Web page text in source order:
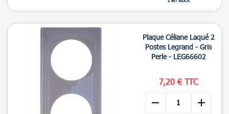
Aperçu rapide
Plaque Céliane Laqué 2
Postes Legrand - Gris
Perle - LEG66602
7,20 € TTC
remove add